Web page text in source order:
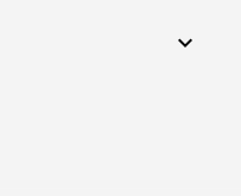
expand_more